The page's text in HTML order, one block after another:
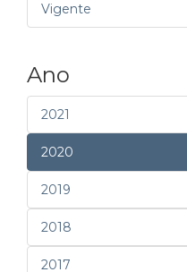
Vigente
Ano
2021
2020
2019
2018
2017